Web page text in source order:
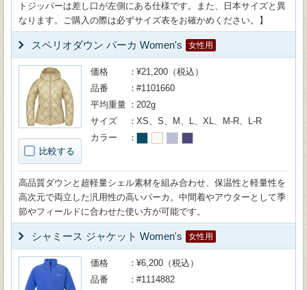
トジッパーは差し口が左側にある仕様です。また、日本サイズと異
なります。ご購入の際は必ずサイズ表をお確かめください。】
スペリオダウン パーカ Women's 女性用
比較する
価格
¥21,200（税込）
品番
#1101660
平均重量
202g
サイズ
XS、S、M、L、XL、M-R、L-R
カラー
高品質ダウンと超軽量シェル素材を組み合わせ、保温性と軽量性を
高次元で両立した汎用性の高いパーカ。中間着やアウターとして季
節やフィールドに合わせた使い方が可能です。
シャミース ジャケット Women's 女性用
価格
¥6,200（税込）
品番
#1114882